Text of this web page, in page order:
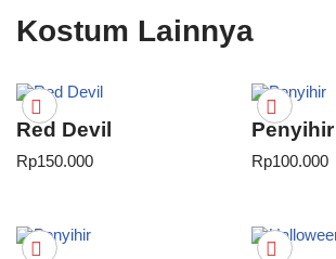
Kostum Lainnya
Red Devil
Rp150.000
Penyihir
Rp100.000